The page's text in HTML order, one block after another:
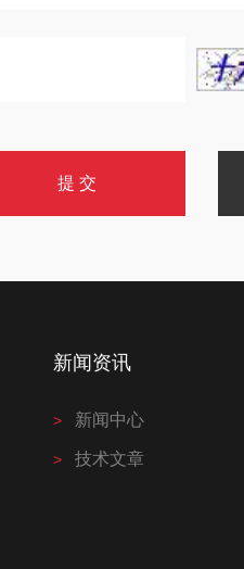
新闻资讯
新闻中心
技术文章